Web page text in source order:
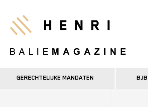
naar
inhoud
Henri
GERECHTELIJKE MANDATEN BJB